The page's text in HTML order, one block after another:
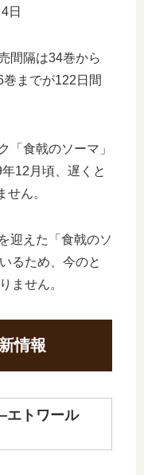
日
間隔は34巻から
までが122日間
「食戟のソーマ」
12月頃、遅くと
ん。
迎えた「食戟のソ
るため、今のと
ません。
情報
エトワール